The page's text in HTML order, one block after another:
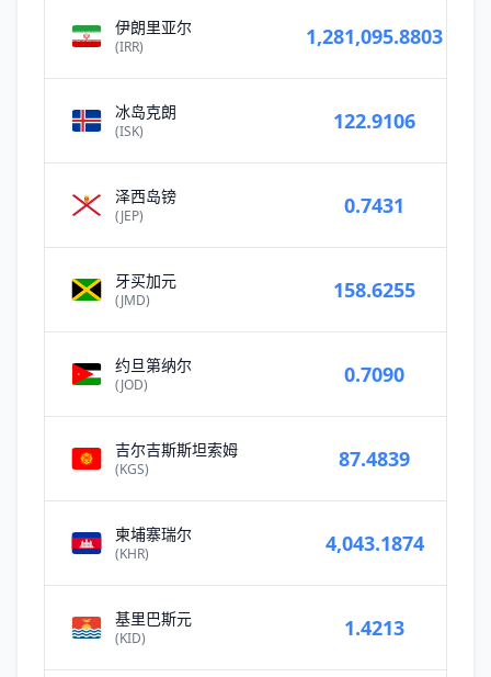
伊朗里亚尔
(IRR) 1,281,095.8803
冰岛克朗
(ISK) 122.9106
泽西岛镑
(JEP) 0.7431
牙买加元
(JMD) 158.6255
约旦第纳尔
(JOD) 0.7090
吉尔吉斯斯坦索姆
(KGS) 87.4839
柬埔寨瑞尔
(KHR) 4,043.1874
基里巴斯元
(KID) 1.4213